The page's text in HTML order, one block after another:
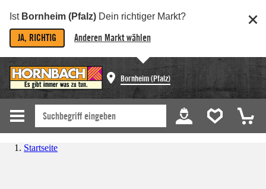
Ist Bornheim (Pfalz) Dein richtiger Markt?
JA, RICHTIG Anderen Markt wählen
Bornheim (Pfalz)
Startseite